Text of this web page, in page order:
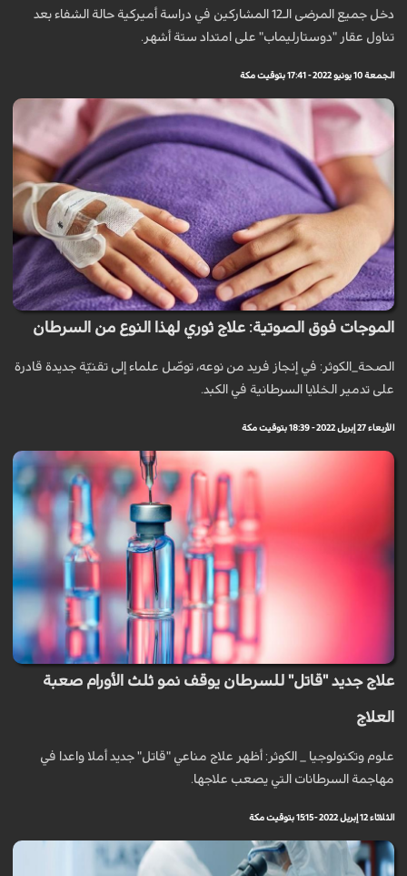
دخل جميع المرضى الـ12 المشاركين في دراسة أميركية حالة الشفاء بعد
تناول عقار "دوستارليماب" على امتداد ستة أشهر.
الجمعة 10 يونيو 2022 - 17:41 بتوقيت مكة
الموجات فوق الصوتية: علاج ثوري لهذا النوع من السرطان
الصحة_الكوثر: في إنجاز فريد من نوعه، توصّل علماء إلى تقنيّة جديدة قادرة
على تدمير الخلايا السرطانية في الكبد.
الأربعاء 27 إبريل 2022 - 18:39 بتوقيت مكة
علاج جديد "قاتل" للسرطان يوقف نمو ثلث الأورام صعبة
العلاج
علوم وتكنولوجيا _ الكوثر: أظهر علاج مناعي "قاتل" جديد أملا واعدا في
مهاجمة السرطانات التي يصعب علاجها.
الثلاثاء 12 إبريل 2022 - 15:15 بتوقيت مكة